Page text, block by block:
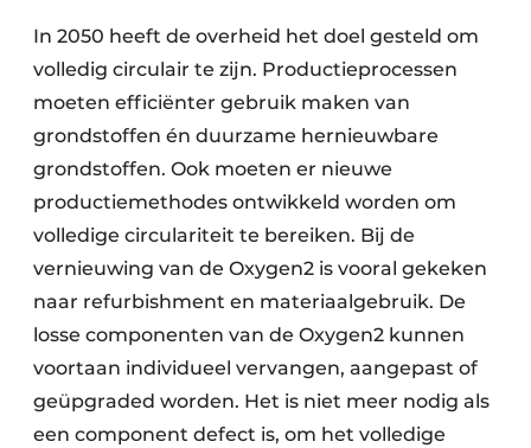
In 2050 heeft de overheid het doel gesteld om
volledig circulair te zijn. Productieprocessen
moeten efficiënter gebruik maken van
grondstoffen én duurzame hernieuwbare
grondstoffen. Ook moeten er nieuwe
productiemethodes ontwikkeld worden om
volledige circulariteit te bereiken. Bij de
vernieuwing van de Oxygen2 is vooral gekeken
naar refurbishment en materiaalgebruik. De
losse componenten van de Oxygen2 kunnen
voortaan individueel vervangen, aangepast of
geüpgraded worden. Het is niet meer nodig als
een component defect is, om het volledige